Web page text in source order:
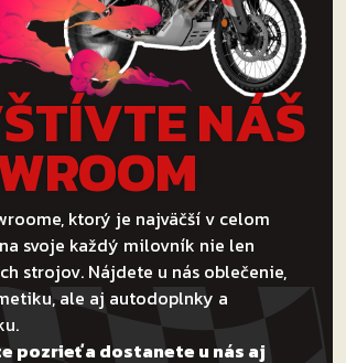
NÁŠ
ktorý je najväčší v celom
svoje každý milovník nie len
strojov. Nájdete u nás oblečenie,
ale aj autodoplnky a
pozrieť a dostanete u nás aj